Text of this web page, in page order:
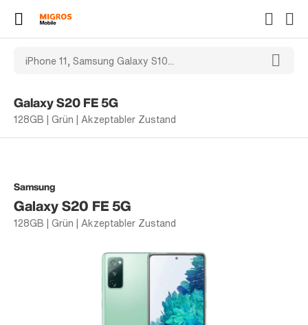
Galaxy S20 FE 5G
128GB | Grün | Akzeptabler Zustand
Samsung
Galaxy S20 FE 5G
128GB | Grün | Akzeptabler Zustand